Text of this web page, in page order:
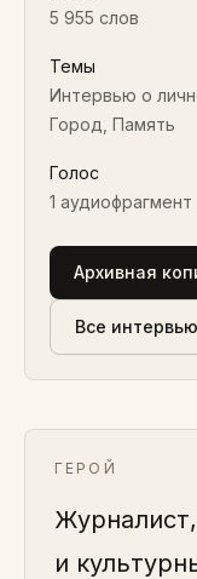
5 955 слов
Темы
Интервью о
Город, Память
Голос
1 аудиофрагмент
Архивная
Все интервью
ГЕРОЙ
и